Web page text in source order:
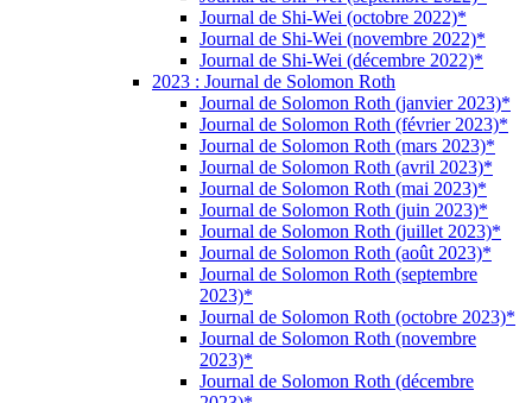
Journal de Shi-Wei (octobre 2022)*
Journal de Shi-Wei (novembre 2022)*
Journal de Shi-Wei (décembre 2022)*
2023 : Journal de Solomon Roth
Journal de Solomon Roth (janvier 2023)*
Journal de Solomon Roth (février 2023)*
Journal de Solomon Roth (mars 2023)*
Journal de Solomon Roth (avril 2023)*
Journal de Solomon Roth (mai 2023)*
Journal de Solomon Roth (juin 2023)*
Journal de Solomon Roth (juillet 2023)*
Journal de Solomon Roth (août 2023)*
Journal de Solomon Roth (septembre
2023)*
Journal de Solomon Roth (octobre 2023)*
Journal de Solomon Roth (novembre
2023)*
Journal de Solomon Roth (décembre